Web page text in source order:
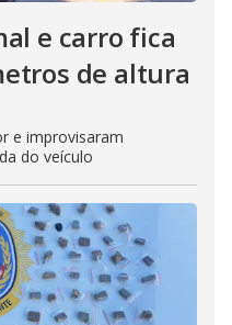
e carro fica
de altura
e improvisaram
do veículo